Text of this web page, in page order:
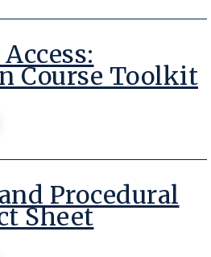
Course Toolkit
Procedural
Sheet